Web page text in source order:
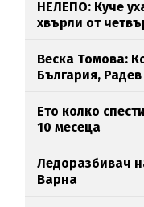
НЕЛЕПО: Куче
хвърли от
Веска Томова:
България,
Ето колко
10 месеца
Ледоразбивач
Варна